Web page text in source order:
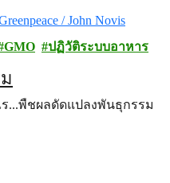
GMO ปฏิวัติระบบอาหาร
...พืชผลดัดแปลงพันธุกรรม